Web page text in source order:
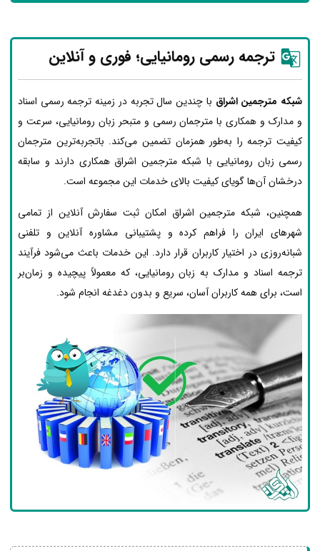
ترجمه رسمی رومانیایی؛ فوری و آنلاین
شبکه مترجمین اشراق با چندین سال تجربه در زمینه ترجمه رسمی اسناد
و مدارک و همکاری با مترجمان رسمی و متبحر زبان رومانیایی، سرعت و
کیفیت ترجمه را به‌طور همزمان تضمین می‌کند. باتجربه‌ترین مترجمان
رسمی زبان رومانیایی با شبکه مترجمین اشراق همکاری دارند و سابقه
درخشان آن‌ها گویای کیفیت بالای خدمات این مجموعه است.
همچنین، شبکه مترجمین اشراق امکان ثبت سفارش آنلاین از تمامی
شهرهای ایران را فراهم کرده و پشتیبانی مشاوره آنلاین و تلفنی
شبانه‌روزی در اختیار کاربران قرار دارد. این خدمات باعث می‌شود فرآیند
ترجمه اسناد و مدارک به زبان رومانیایی، که معمولاً پیچیده و زمان‌بر
است، برای همه کاربران آسان، سریع و بدون دغدغه انجام شود.